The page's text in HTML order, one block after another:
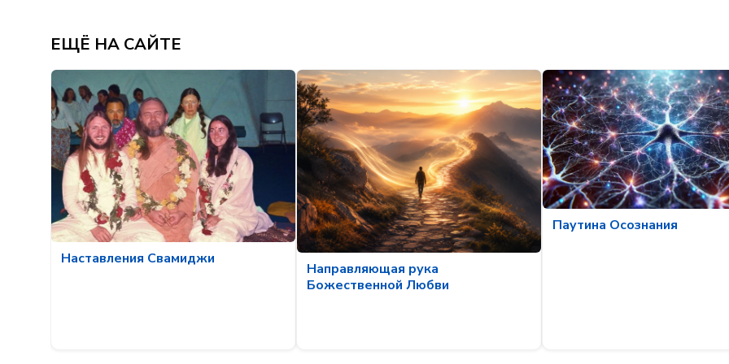
ЕЩЁ НА САЙТЕ
Наставления Свамиджи
Направляющая рука
Божественной Любви
Паутина Осознания